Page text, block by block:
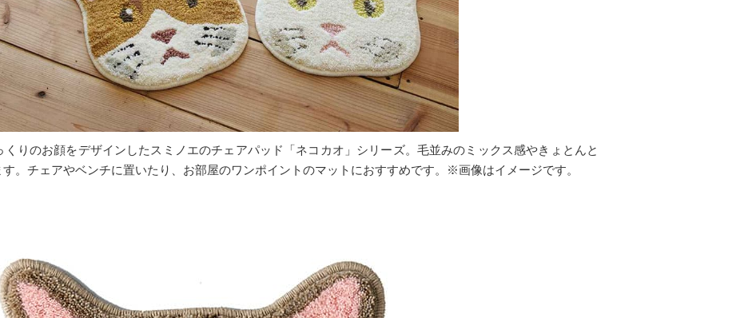
りのお顔をデザインしたスミノエのチェアパッド「ネコカオ」シリーズ。毛並みのミックス感やきょとんと
。チェアやベンチに置いたり、お部屋のワンポイントのマットにおすすめです。※画像はイメージです。